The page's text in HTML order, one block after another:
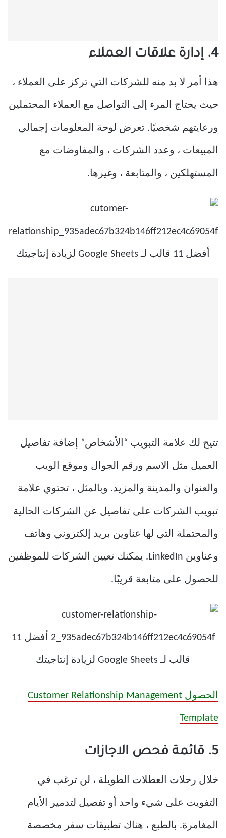
4. إدارة علاقات العملاء
هذا أمر لا بد منه للشركات التي تركز على العملاء ،
حيث يحتاج المرء إلى التواصل مع العملاء المحتملين
ورعايتهم شخصيًا. تعرض لوحة المعلومات إجمالي
المبيعات ، وعدد الشركات ، والمفاوضات مع
المستهلكين ، والمتابعة ، وغيرها.
تتيح لك علامة التبويب “الأشخاص” إضافة تفاصيل
العميل مثل الاسم ورقم الجوال وموقع الويب
والعنوان والمدينة والمزيد. وبالمثل ، تحتوي علامة
تبويب الشركات على تفاصيل عن الشركات الحالية
والمحتملة التي لها عناوين بريد إلكتروني وهاتف
وعناوين LinkedIn. يمكنك تعيين الشركات للموظفين
للحصول على متابعة قريبًا.
الحصول Customer Relationship Management
Template
5. قائمة فحص الاجازات
خلال رحلات العطلات الطويلة ، لن ترغب في
التفويت على شيء واحد أو تفصيل لتدمير الأيام
المغامرة. بالطبع ، هناك تطبيقات سفر مخصصة